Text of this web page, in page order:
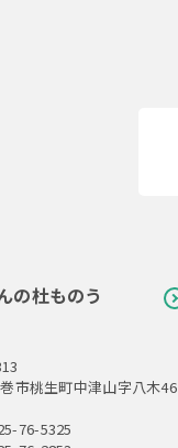
の杜ものう
市桃生町中津山字八木46
76-5325